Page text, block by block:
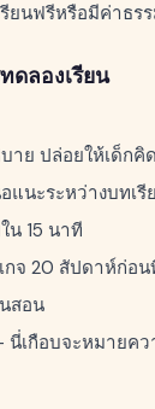
ยนฟรีหรือมีค่าธร
ดลองเรียน
ย ปล่อยให้เด็กคิด
แนะระหว่างบทเรี
น 15 นาที
จ 20 สัปดาห์ก่อน
สอน
นี่เกือบจะหมายค